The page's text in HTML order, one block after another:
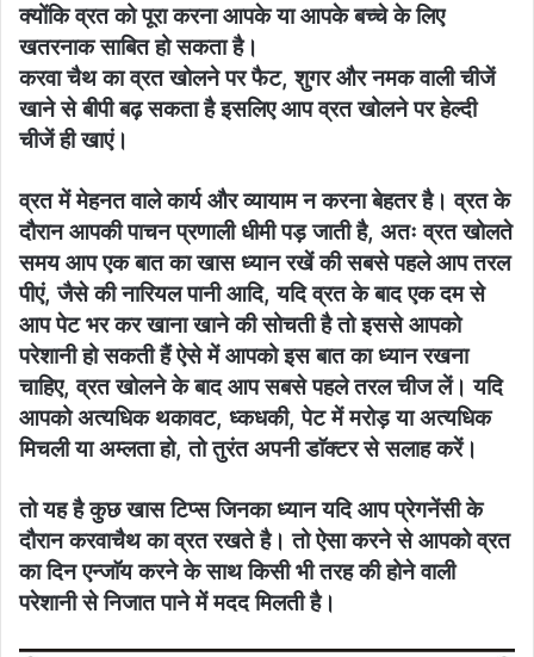
क्योंकि व्रत को पूरा करना आपके या आपके बच्चे के लिए
खतरनाक साबित हो सकता है।
करवा चैथ का व्रत खोलने पर फैट, शुगर और नमक वाली चीजें
खाने से बीपी बढ़ सकता है इसलिए आप व्रत खोलने पर हेल्दी
चीजें ही खाएं।
व्रत में मेहनत वाले कार्य और व्यायाम न करना बेहतर है। व्रत के
दौरान आपकी पाचन प्रणाली धीमी पड़ जाती है, अतः व्रत खोलते
समय आप एक बात का खास ध्यान रखें की सबसे पहले आप तरल
पीएं, जैसे की नारियल पानी आदि, यदि व्रत के बाद एक दम से
आप पेट भर कर खाना खाने की सोचती है तो इससे आपको
परेशानी हो सकती हैं ऐसे में आपको इस बात का ध्यान रखना
चाहिए, व्रत खोलने के बाद आप सबसे पहले तरल चीज लें। यदि
आपको अत्यधिक थकावट, ध्कधकी, पेट में मरोड़ या अत्यधिक
मिचली या अम्लता हो, तो तुरंत अपनी डाॅक्टर से सलाह करें।
तो यह है कुछ खास टिप्स जिनका ध्यान यदि आप प्रेगनेंसी के
दौरान करवाचैथ का व्रत रखते है। तो ऐसा करने से आपको व्रत
का दिन एन्जाॅय करने के साथ किसी भी तरह की होने वाली
परेशानी से निजात पाने में मदद मिलती है।